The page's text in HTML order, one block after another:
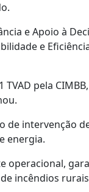
e Apoio à
e
pela
de intervenção
energia.
operacional,
incêndios